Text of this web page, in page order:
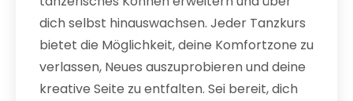
dich selbst hinauswachsen. Jeder Tanzkurs
bietet die Möglichkeit, deine Komfortzone zu
verlassen, Neues auszuprobieren und deine
kreative Seite zu entfalten. Sei bereit, dich